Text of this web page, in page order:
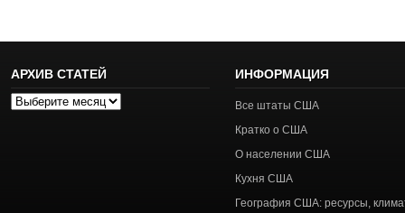
АРХИВ СТАТЕЙ
Архив
ИНФОРМАЦИЯ
Все штаты США
Кратко о США
О населении США
Кухня США
География США: ресурсы,